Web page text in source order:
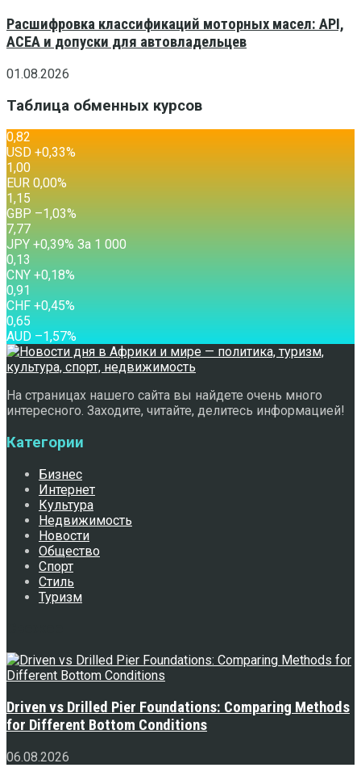
Расшифровка классификаций моторных масел: API,
ACEA и допуски для автовладельцев
01.08.2026
Таблица обменных курсов
0,82
USD +0,33%
1,00
EUR 0,00%
1,15
GBP –1,03%
7,77
JPY +0,39% За 1 000
0,13
CNY +0,18%
0,91
CHF +0,45%
0,65
AUD –1,57%
На страницах нашего сайта вы найдете очень много
интересного. Заходите, читайте, делитесь информацией!
Категории
Бизнес
Интернет
Культура
Недвижимость
Новости
Общество
Спорт
Стиль
Туризм
Driven vs Drilled Pier Foundations: Comparing Methods
for Different Bottom Conditions
06.08.2026